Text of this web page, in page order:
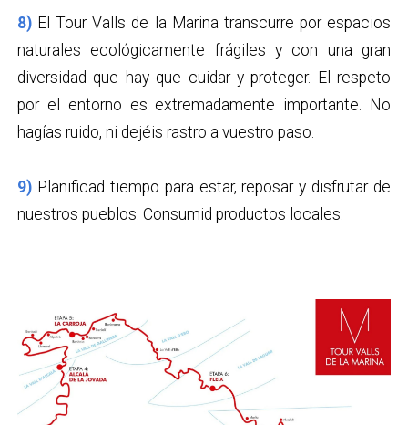
8)El Tour Valls de la Marina transcurre por espacios
naturales ecológicamente frágiles y con una gran
diversidad que hay que cuidar y proteger. El respeto
por el entorno es extremadamente importante. No
hagías ruido, ni dejéis rastro a vuestro paso.
9) Planificad tiempo para estar, reposar y disfrutar de
nuestros pueblos. Consumid productos locales.